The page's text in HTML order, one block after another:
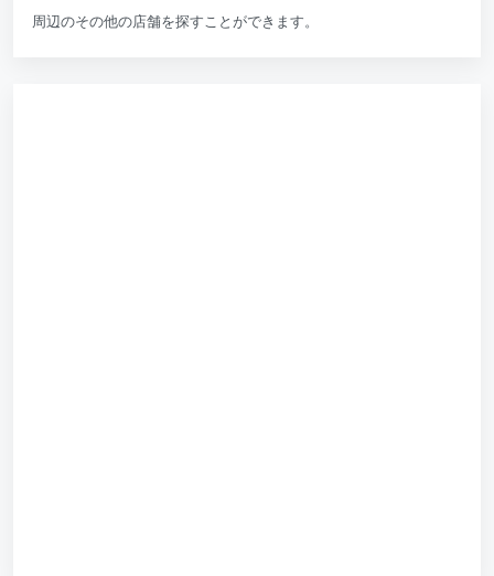
周辺のその他の店舗を探すことができます。